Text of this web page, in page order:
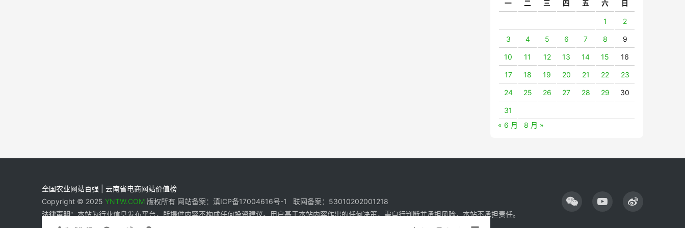
一 二 三 四 五 六 日
1 2
3 4 5 6 7 8 9
10 11 12 13 14 15 16
17 18 19 20 21 22 23
24 25 26 27 28 29 30
31
« 6 月
8 月 »
全国农业网站百强 | 云南省电商网站价值榜
Copyright © 2025 YNTW.COM 版权所有 网站备案：滇ICP备17004616号-1 联网备案：53010202001218
法律声明：本站为行业信息发布平台，所提供内容不构成任何投资建议。用户基于本站内容作出的任何决策，需自行判断并承担风险，本站不承担责任。